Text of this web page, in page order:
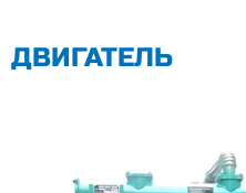
ДВИГАТЕЛЬ